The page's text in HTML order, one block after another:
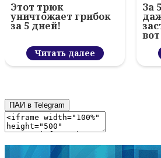
Этот трюк
уничтожает грибок
за 5 дней!
Читать далее
За
ПАИ в Telegram